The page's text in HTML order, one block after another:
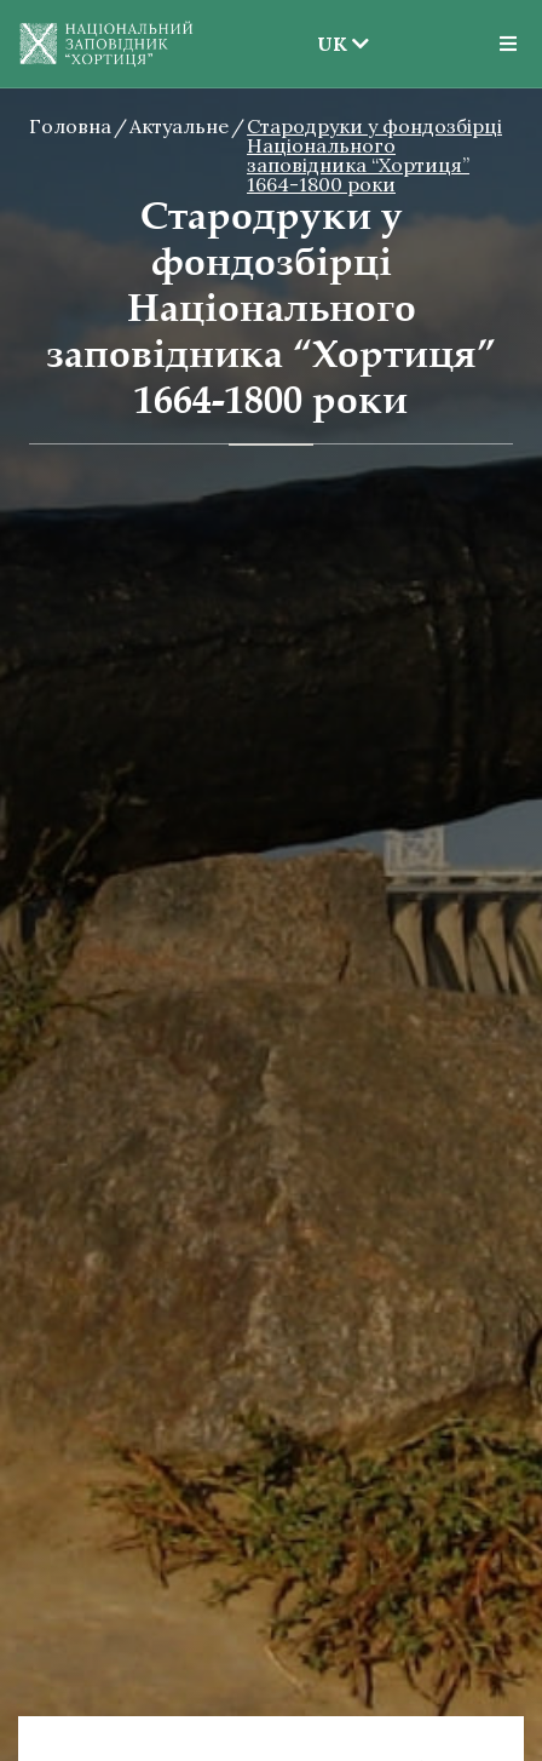
UK
EN
UK
Головна Актуальне
Стародруки у фондозбірці
Національного
заповідника “Хортиця”
1664-1800 роки
Стародруки у
фондозбірці
Національного
заповідника “Хортиця”
1664-1800 роки